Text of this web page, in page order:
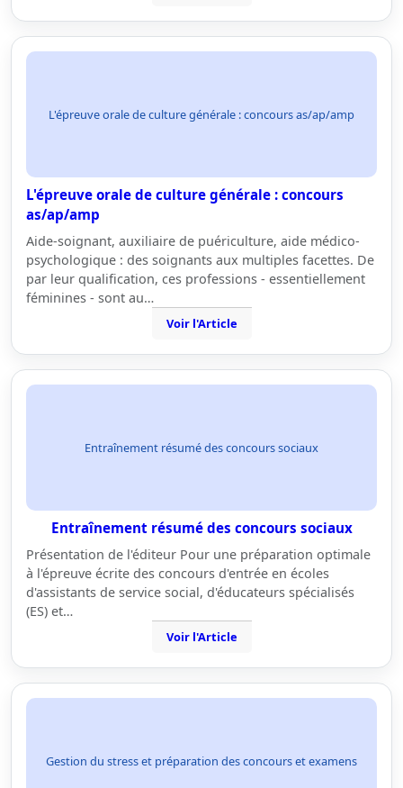
L'épreuve orale de culture générale : concours as/ap/amp
L'épreuve orale de culture générale : concours
as/ap/amp
Aide-soignant, auxiliaire de puériculture, aide médico-
psychologique : des soignants aux multiples facettes. De
par leur qualification, ces professions - essentiellement
féminines - sont au…
Voir l'Article
Entraînement résumé des concours sociaux
Entraînement résumé des concours sociaux
Présentation de l'éditeur Pour une préparation optimale
à l'épreuve écrite des concours d'entrée en écoles
d'assistants de service social, d'éducateurs spécialisés
(ES) et…
Voir l'Article
Gestion du stress et préparation des concours et examens